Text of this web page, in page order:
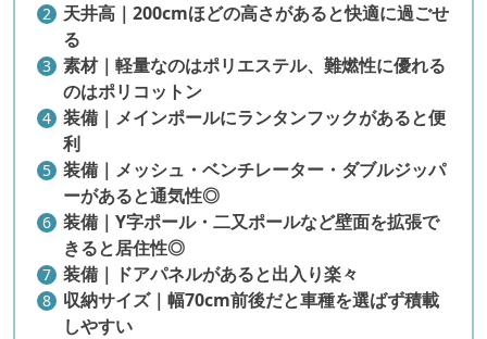
天井高｜200cmほどの高さがあると快適に過ごせ
る
素材｜軽量なのはポリエステル、難燃性に優れる
のはポリコットン
装備｜メインポールにランタンフックがあると便
利
装備｜メッシュ・ベンチレーター・ダブルジッパ
ーがあると通気性◎
装備｜Y字ポール・二又ポールなど壁面を拡張で
きると居住性◎
装備｜ドアパネルがあると出入り楽々
収納サイズ｜幅70cm前後だと車種を選ばず積載
しやすい